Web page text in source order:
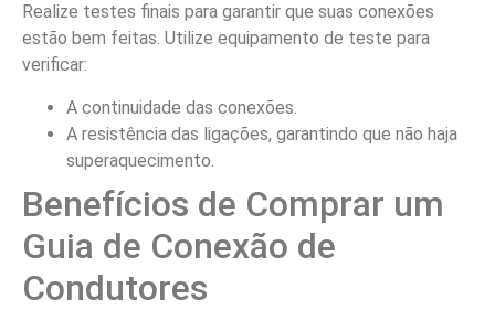
Realize testes finais para garantir que suas conexões
estão bem feitas. Utilize equipamento de teste para
verificar:
A continuidade das conexões.
A resistência das ligações, garantindo que não haja
superaquecimento.
Benefícios de Comprar um
Guia de Conexão de
Condutores